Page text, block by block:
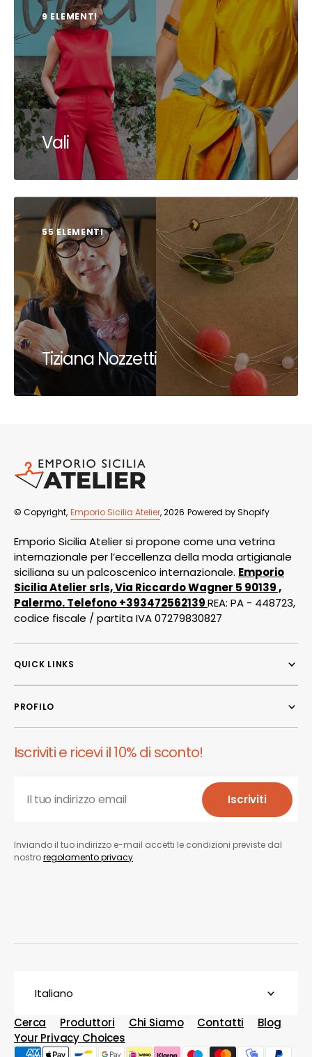
9 ELEMENTI
Vali
55 ELEMENTI
Tiziana Nozzetti
© Copyright, Emporio Sicilia Atelier, 2026 Powered by Shopify
Emporio Sicilia Atelier si propone come una vetrina
internazionale per l’eccellenza della moda artigianale
siciliana su un palcoscenico internazionale. Emporio
Sicilia Atelier srls, Via Riccardo Wagner 5 90139 ,
Palermo. Telefono +393472562139REA: PA - 448723,
codice fiscale / partita IVA 07279830827
QUICK LINKS
PROFILO
Iscriviti e ricevi il 10% di sconto!
Il tuo indirizzo email
Iscriviti
Inviando il tuo indirizzo e-mail accetti le condizioni previste dal
nostroregolamento privacy.
Italiano
Cerca
Produttori Chi Siamo Contatti
Blog
Your Privacy Choices